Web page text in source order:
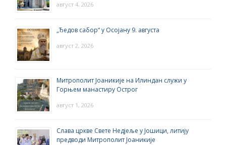
август 4, 2026
„Ђедов сабор“ у Осојану 9. августа
август 2, 2026
Митрополит Јоаникије на Илиндан служи у
Горњем манастиру Острог
август 1, 2026
Слава цркве Свете Недјеље у Јошици, литију
предводи Митрополит Јоаникије